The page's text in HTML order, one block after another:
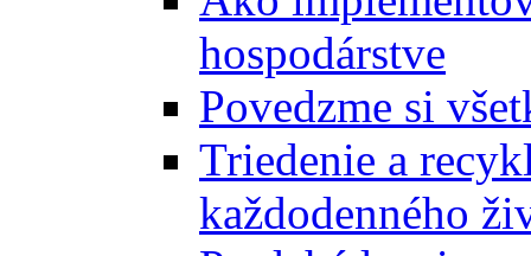
hospodárstve
Povedzme si
Triedenie a
každodenného